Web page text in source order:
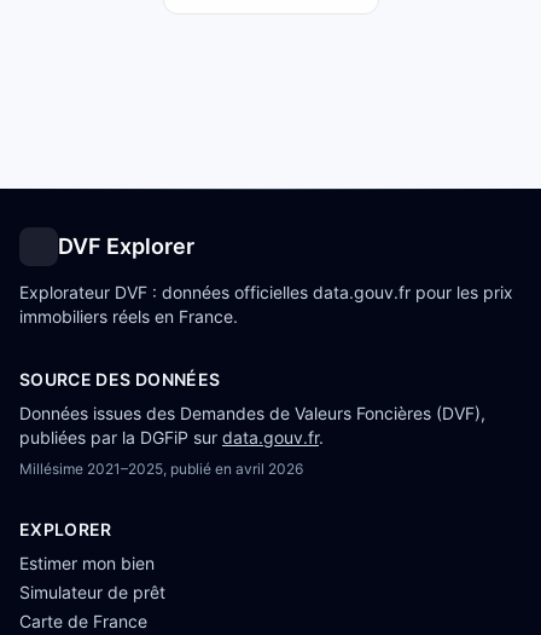
DVF Explorer
Explorateur DVF : données officielles data.gouv.fr pour les prix
immobiliers réels en France.
SOURCE DES DONNÉES
Données issues des Demandes de Valeurs Foncières (DVF),
publiées par la DGFiP sur data.gouv.fr.
Millésime 2021–2025, publié en avril 2026
EXPLORER
Estimer mon bien
Simulateur de prêt
Carte de France